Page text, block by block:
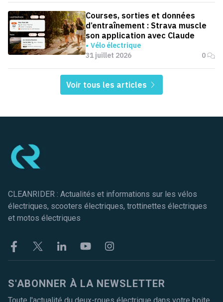
Courses, sorties et données
d’entraînement : Strava muscle
son application avec Claude
Vélo électrique
31 juillet 2026
0
Voir tous les articles
CLEANRIDER : Actualités et informations sur les vélos
électriques, scooters électriques, trottinettes électriques
et motos électriques
FacebookTwitter LinkekinYoutubeInstagram
S'ABONNER À LA NEWSLETTER
Toute l'actualité du deux-roues électrique dans votre boite